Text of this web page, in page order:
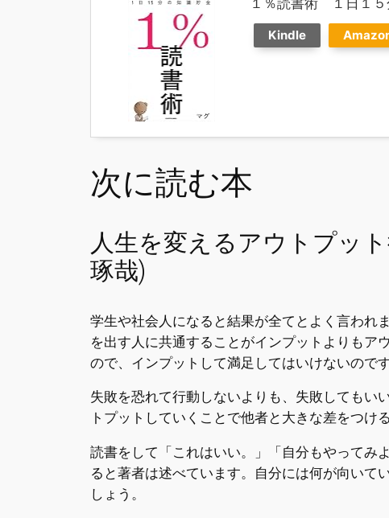
１％読書術 １日１５
Kindle
次に読む本
人生を変えるアウトプッ
琢哉)
学生や社会人になると結果が全てとよく言われ
を出す人に共通することがインプットよりもア
ので、インプットして満足してはいけないのです
失敗を恐れて行動しないよりも、失敗してもい
トプットしていくことで他者と大きな差をつけ
読書をして「これはいい。」「自分もやってみ
ると著者は述べています。自分には何が向いて
しょう。